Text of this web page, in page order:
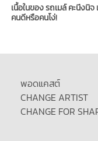
เนื้อในของ รถเมล์ คะนึงนิจ
คนดีหรือคนโง่!
พอดแคสต์
CHANGE ARTIST
CHANGE FOR